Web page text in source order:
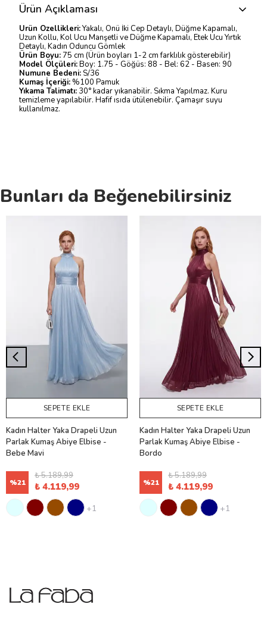
Ürün Açıklaması
Ürün Özellikleri:Yakalı, Önü İki Cep Detaylı, Düğme Kapamalı,
Uzun Kollu, Kol Ucu Manşetli ve Düğme Kapamalı, Etek Ucu Yırtık
Detaylı, Kadın Oduncu Gömlek
Ürün Boyu:75 cm (Ürün boyları 1-2 cm farklılık gösterebilir)
Model Ölçüleri:Boy: 1.75 - Göğüs: 88 - Bel: 62 - Basen: 90
Numune Bedeni: S/36
Kumaş İçeriği: %100 Pamuk
Yıkama Talimatı:30° kadar yıkanabilir. Sıkma Yapılmaz. Kuru
temizleme yapılabilir. Hafif ısıda ütülenebilir. Çamaşır suyu
kullanılmaz.
Bunları da Beğenebilirsiniz
SEPETE EKLE
Kadın Halter Yaka Drapeli Uzun
Parlak Kumaş Abiye Elbise -
Bebe Mavi
%21
₺ 5.189,99
₺ 4.119,99
+1
SEPETE EKLE
Kadın Halter Yaka Drapeli Uzun
Parlak Kumaş Abiye Elbise -
Bordo
%21
₺ 5.189,99
₺ 4.119,99
+1